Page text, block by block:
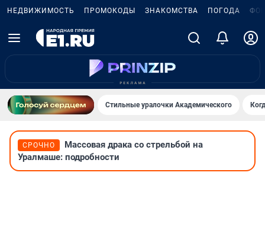
НЕДВИЖИМОСТЬ ПРОМОКОДЫ ЗНАКОМСТВА ПОГОДА
Стильные уралочки Академического
СРОЧНО
Массовая драка со стрельбой на
Уралмаше: подробности